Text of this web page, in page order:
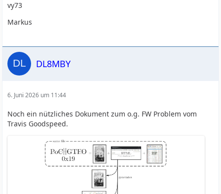
vy73
Markus
DL8MBY
6. Juni 2026 um 11:44
Noch ein nützliches Dokument zum o.g. FW Problem vom
Travis Goodspeed.